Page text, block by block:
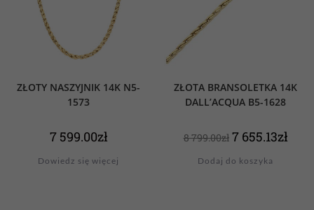
ZŁOTY NASZYJNIK 14K N5-
1573
7 599.00zł
Dowiedz się więcej
ZŁOTA BRANSOLETKA 14K
DALL’ACQUA B5-1628
8 799.00zł 7 655.13zł
Dodaj do koszyka